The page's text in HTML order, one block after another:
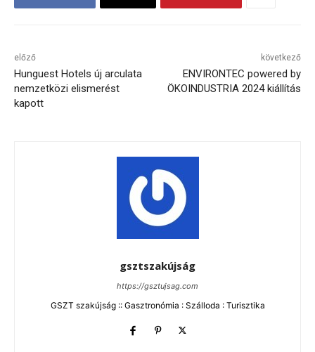
előző
Hunguest Hotels új arculata
nemzetközi elismerést
kapott
következő
ENVIRONTEC powered by
ÖKOINDUSTRIA 2024 kiállítás
gsztszakújság
https://gsztujsag.com
GSZT szakújság :: Gasztronómia : Szálloda : Turisztika